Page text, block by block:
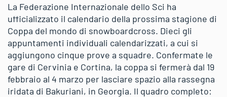
La Federazione Internazionale dello Sci ha
ufficializzato il calendario della prossima stagione di
Coppa del mondo di snowboardcross. Dieci gli
appuntamenti individuali calendarizzati, a cui si
aggiungono cinque prove a squadre. Confermate le
gare di Cervinia e Cortina, la coppa si fermerà dal 19
febbraio al 4 marzo per lasciare spazio alla rassegna
iridata di Bakuriani, in Georgia. Il quadro completo: